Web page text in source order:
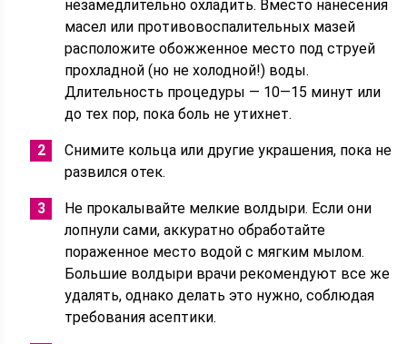
незамедлительно охладить. Вместо нанесения
масел или противовоспалительных мазей
расположите обожженное место под струей
прохладной (но не холодной!) воды.
Длительность процедуры ― 10—15 минут или
до тех пор, пока боль не утихнет.
Снимите кольца или другие украшения, пока не
развился отек.
Не прокалывайте мелкие волдыри. Если они
лопнули сами, аккуратно обработайте
пораженное место водой с мягким мылом.
Большие волдыри врачи рекомендуют все же
удалять, однако делать это нужно, соблюдая
требования асептики.